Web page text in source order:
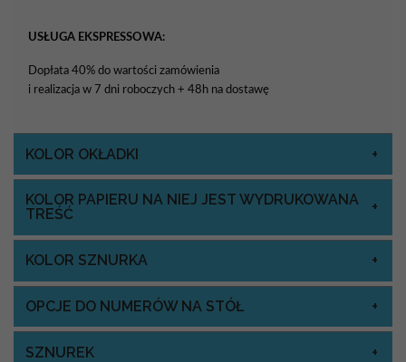
USŁUGA EKSPRESSOWA:
Dopłata 40% do wartości zamówienia
i realizacja w 7 dni roboczych + 48h na dostawę
KOLOR OKŁADKI
KOLOR PAPIERU NA NIEJ JEST WYDRUKOWANA
TREŚĆ
KOLOR SZNURKA
OPCJE DO NUMERÓW NA STÓŁ
SZNUREK